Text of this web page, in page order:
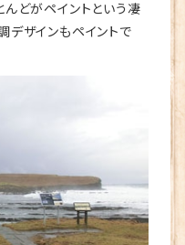
んどがペイントという凄
デザインもペイントで